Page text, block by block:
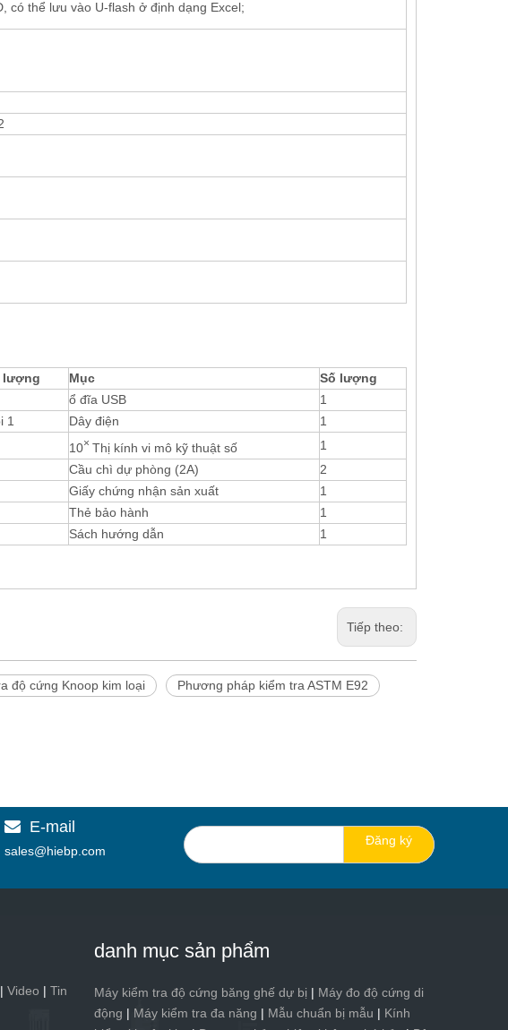
có thể lưu vào U-flash ở định dạng Excel;
lượng Mục
Số lượng
ổ đĩa USB
1
1 Dây điện
1
10× Thị kính vi mô kỹ thuật số
1
Cầu chì dự phòng (2A)
2
Giấy chứng nhận sản xuất
1
Thẻ bảo hành
1
Sách hướng dẫn 1
Tiếp theo:
độ cứng Knoop kim loại Phương pháp kiểm tra ASTM E92
 E-mail
sales@hiebp.com
Đăng ký
| Video | Tin
danh mục sản phẩm
Máy kiểm tra độ cứng băng ghế dự bị | Máy đo độ cứng di
động | Máy kiểm tra đa năng | Mẫu chuẩn bị mẫu | Kính